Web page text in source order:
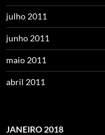
julho 2011
junho 2011
maio 2011
abril 2011
JANEIRO 2018